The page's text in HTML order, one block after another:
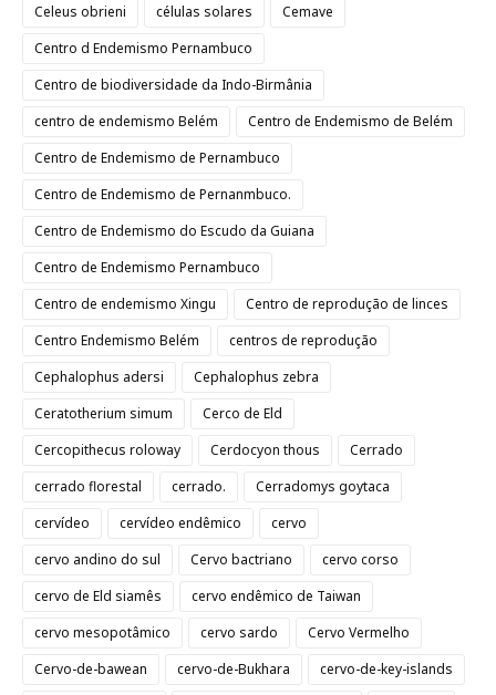
Celeus obrieni células solares
Cemave
Centro d Endemismo Pernambuco
Centro de biodiversidade da Indo-Birmânia
centro de endemismo Belém
Centro de Endemismo de Belém
Centro de Endemismo de Pernambuco
Centro de Endemismo de Pernanmbuco.
Centro de Endemismo do Escudo da Guiana
Centro de Endemismo Pernambuco
Centro de endemismo Xingu
Centro de reprodução de linces
Centro Endemismo Belém
centros de reprodução
Cephalophus adersi
Cephalophus zebra
Ceratotherium simum
Cerco de Eld
Cercopithecus roloway
Cerdocyon thous
Cerrado
cerrado florestal
cerrado.
Cerradomys goytaca
cervídeo
cervídeo endêmico
cervo
cervo andino do sul
Cervo bactriano
cervo corso
cervo de Eld siamês
cervo endêmico de Taiwan
cervo mesopotâmico
cervo sardo
Cervo Vermelho
Cervo-de-bawean
cervo-de-Bukhara
cervo-de-key-islands